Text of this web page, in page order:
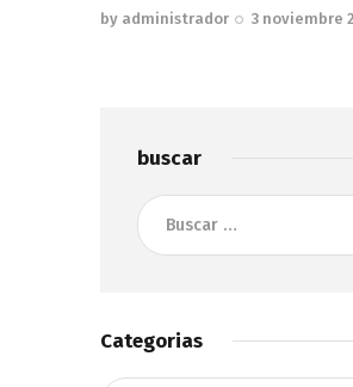
by administrador 3 noviembre
buscar
Buscar:
Categorias